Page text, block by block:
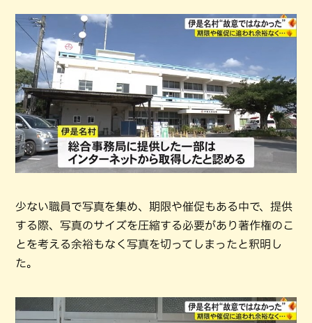
少ない職員で写真を集め、期限や催促もある中で、提供
する際、写真のサイズを圧縮する必要があり著作権のこ
とを考える余裕もなく写真を切ってしまったと釈明し
た。